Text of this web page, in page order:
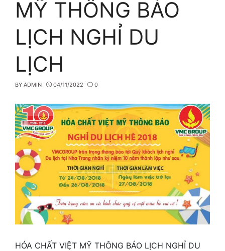
MỸ THÔNG BÁO
LỊCH NGHỈ DU
LỊCH
BY ADMIN 04/11/2022 0
HÓA CHẤT VIỆT MỸ THÔNG BÁO LỊCH NGHỈ DU